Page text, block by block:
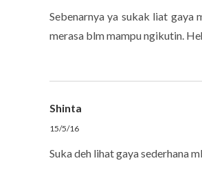
Sebenarnya ya sukak liat gaya
merasa blm mampu ngikutin.
Shinta
15/5/16
Suka deh lihat gaya sederhana